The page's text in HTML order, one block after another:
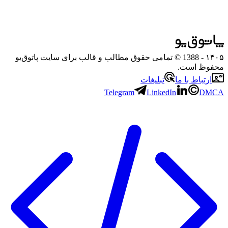
۱۴۰۵
- 1388 © تمامی حقوق مطالب و قالب برای سایت پاتوق‌یو
محفوظ است.
ارتباط با ما
تبلیغات
Telegram
LinkedIn DMCA